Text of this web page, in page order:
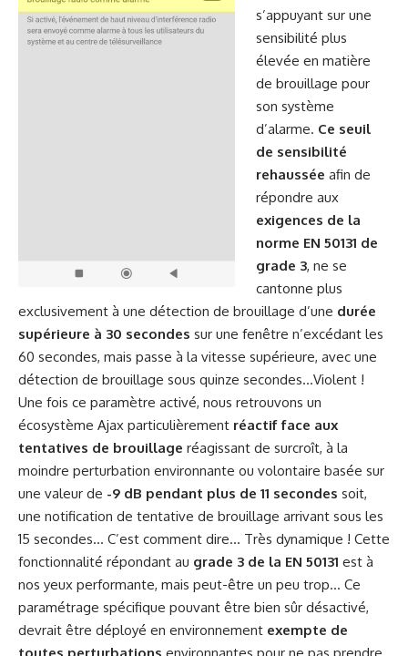
s’appuyant sur une
sensibilité plus
élevée en matière
de brouillage pour
son système
d’alarme. Ce seuil
de sensibilité
rehaussée afin de
répondre aux
exigences de la
norme EN 50131 de
grade 3, ne se
cantonne plus
exclusivement à une détection de brouillage d’une durée
supérieure à 30 secondes sur une fenêtre n’excédant les
60 secondes, mais passe à la vitesse supérieure, avec une
détection de brouillage sous quinze secondes…Violent !
Une fois ce paramètre activé, nous retrouvons un
écosystème Ajax particulièrement réactif face aux
tentatives de brouillage réagissant de surcroît, à la
moindre perturbation environnante ou volontaire basée sur
une valeur de -9 dB pendant plus de 11 secondes soit,
une notification de tentative de brouillage arrivant sous les
15 secondes… C’est comment dire… Très dynamique ! Cette
fonctionnalité répondant au grade 3 de la EN 50131 est à
nos yeux performante, mais peut-être un peu trop… Ce
paramétrage spécifique pouvant être bien sûr désactivé,
devrait être déployé en environnement exempte de